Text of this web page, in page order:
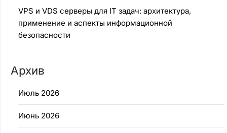
VPS и VDS серверы для IT задач: архитектура,
применение и аспекты информационной
безопасности
Архив
Июль 2026
Июнь 2026